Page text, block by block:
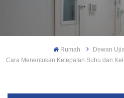
Rumah
Dewan
Cara Menentukan Ketepatan Suhu dan